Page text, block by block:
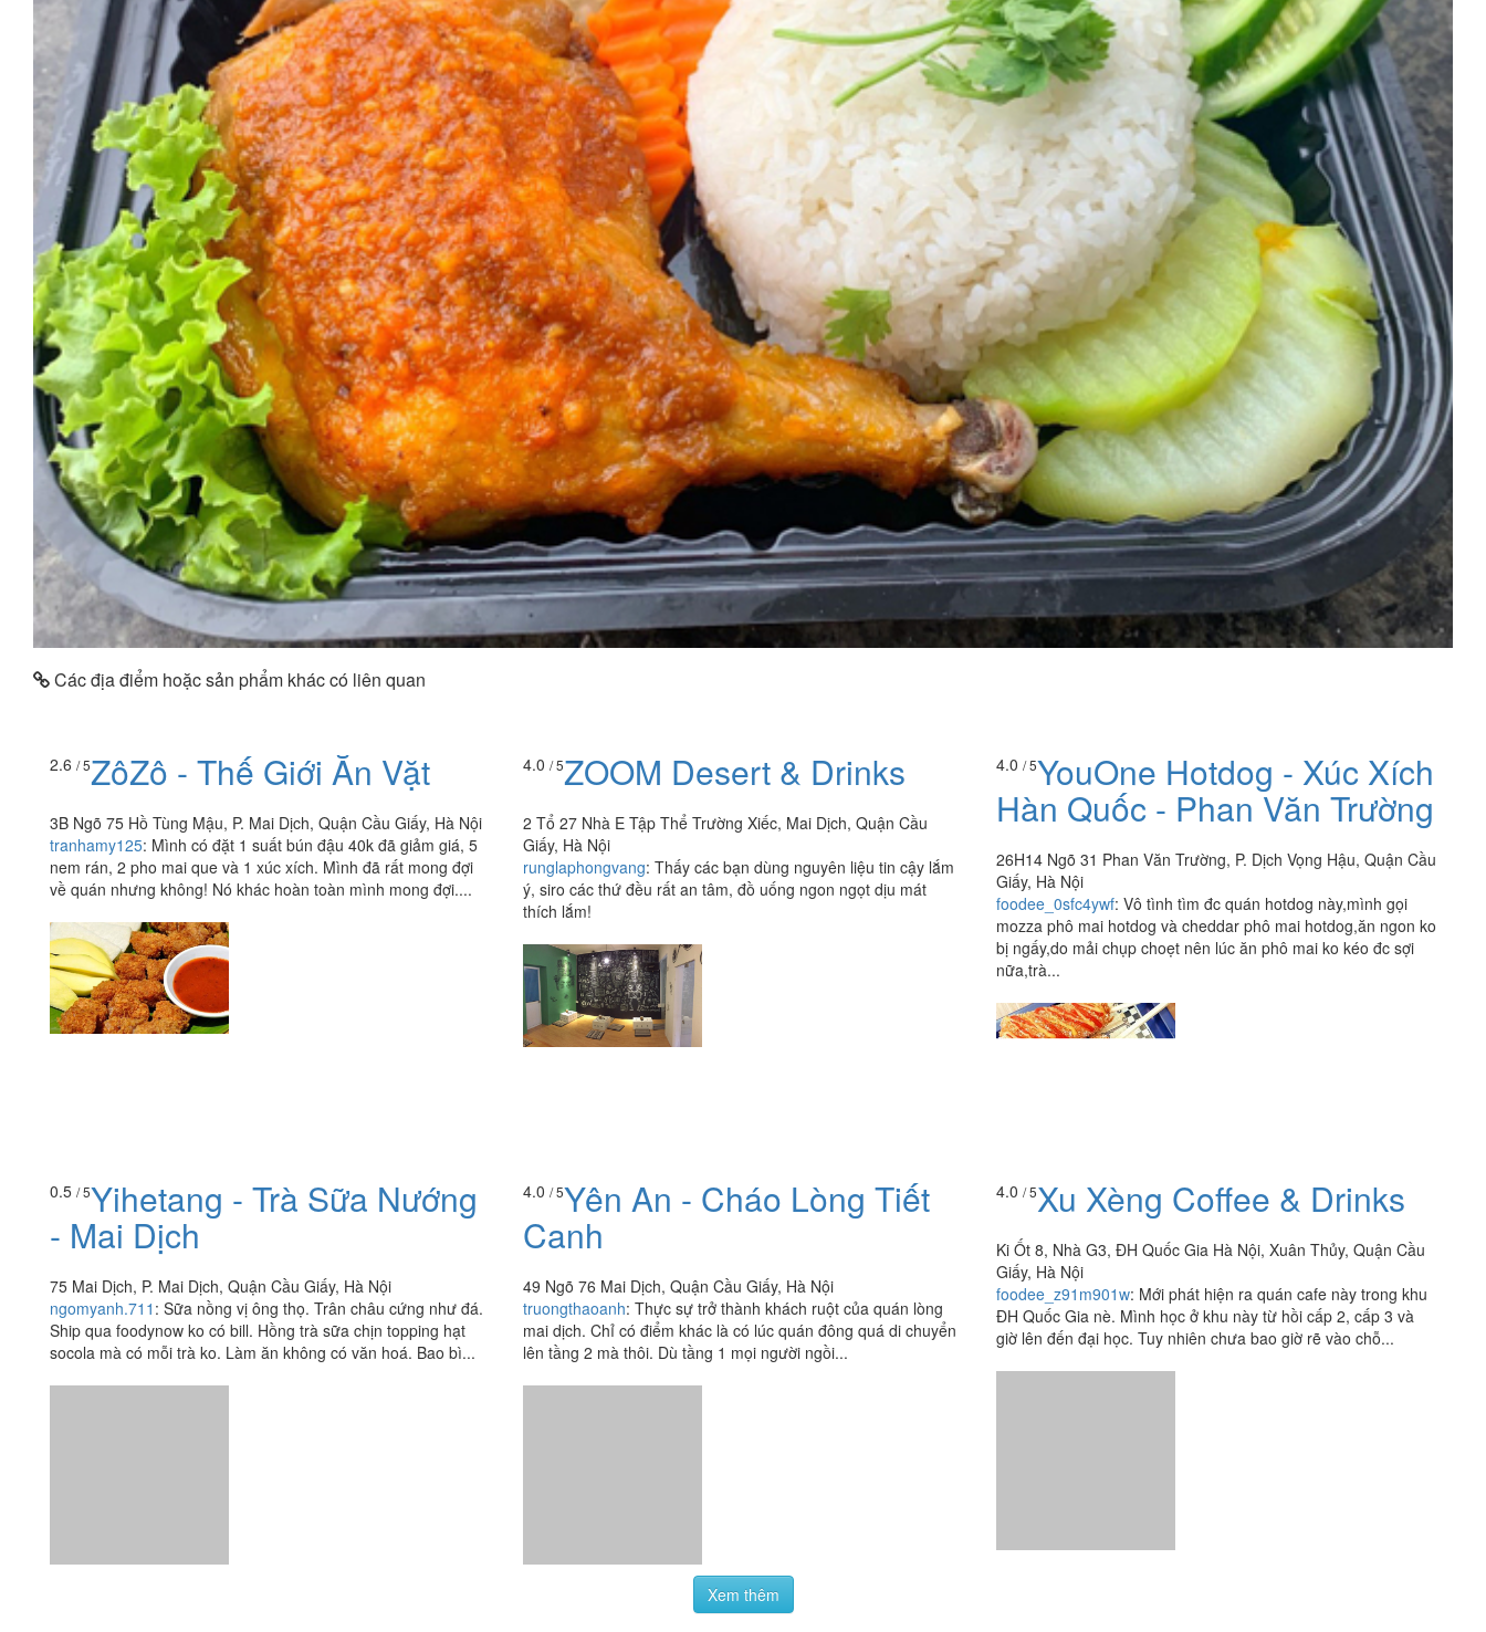
Các địa điểm hoặc sản phẩm khác có liên quan
2.6 / 5ZôZô - Thế Giới Ăn Vặt
3B Ngõ 75 Hồ Tùng Mậu, P. Mai Dịch, Quận Cầu Giấy, Hà Nội
tranhamy125: Mình có đặt 1 suất bún đậu 40k đã giảm giá, 5
nem rán, 2 pho mai que và 1 xúc xích. Mình đã rất mong đợi
về quán nhưng không! Nó khác hoàn toàn mình mong đợi....
4.0 / 5ZOOM Desert & Drinks
2 Tổ 27 Nhà E Tập Thể Trường Xiếc, Mai Dịch, Quận Cầu
Giấy, Hà Nội
runglaphongvang: Thấy các bạn dùng nguyên liệu tin cậy lắm
ý, siro các thứ đều rất an tâm, đồ uống ngon ngọt dịu mát
thích lắm!
4.0 / 5YouOne Hotdog - Xúc Xích
Hàn Quốc - Phan Văn Trường
26H14 Ngõ 31 Phan Văn Trường, P. Dịch Vọng Hậu, Quận Cầu
Giấy, Hà Nội
foodee_0sfc4ywf: Vô tình tìm đc quán hotdog này,mình gọi
mozza phô mai hotdog và cheddar phô mai hotdog,ăn ngon ko
bị ngấy,do mải chụp choẹt nên lúc ăn phô mai ko kéo đc sợi
nữa,trà...
0.5 / 5Yihetang - Trà Sữa Nướng
- Mai Dịch
75 Mai Dịch, P. Mai Dịch, Quận Cầu Giấy, Hà Nội
ngomyanh.711 : Sữa nồng vị ông thọ. Trân châu cứng như đá.
Ship qua foodynow ko có bill. Hồng trà sữa chịn topping hạt
socola mà có mỗi trà ko. Làm ăn không có văn hoá. Bao bì...
4.0 / 5Yên An - Cháo Lòng Tiết
Canh
49 Ngõ 76 Mai Dịch, Quận Cầu Giấy, Hà Nội
truongthaoanh: Thực sự trở thành khách ruột của quán lòng
mai dịch. Chỉ có điểm khác là có lúc quán đông quá di chuyển
lên tầng 2 mà thôi. Dù tầng 1 mọi người ngồi...
4.0 / 5Xu Xèng Coffee & Drinks
Ki Ốt 8, Nhà G3, ĐH Quốc Gia Hà Nội, Xuân Thủy, Quận Cầu
Giấy, Hà Nội
foodee_z91m901w: Mới phát hiện ra quán cafe này trong khu
ĐH Quốc Gia nè. Mình học ở khu này từ hồi cấp 2, cấp 3 và
giờ lên đến đại học. Tuy nhiên chưa bao giờ rẽ vào chỗ...
Vui chơi-